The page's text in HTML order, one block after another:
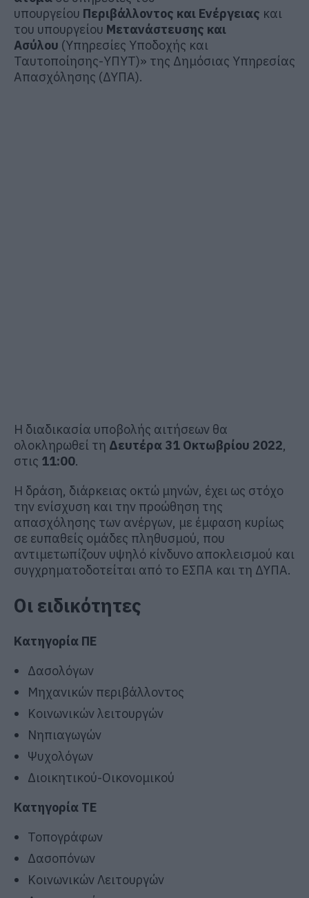
υπουργείου Περιβάλλοντος και Ενέργειας και
του υπουργείου Μετανάστευσης και
Ασύλου (Υπηρεσίες Υποδοχής και
Ταυτοποίησης-ΥΠΥΤ)» της Δημόσιας Υπηρεσίας
Απασχόλησης (ΔΥΠΑ).
Η διαδικασία υποβολής αιτήσεων θα
ολοκληρωθεί τη Δευτέρα 31 Οκτωβρίου 2022,
στις 11:00.
Η δράση, διάρκειας οκτώ μηνών, έχει ως στόχο
την ενίσχυση και την προώθηση της
απασχόλησης των ανέργων, με έμφαση κυρίως
σε ευπαθείς ομάδες πληθυσμού, που
αντιμετωπίζουν υψηλό κίνδυνο αποκλεισμού και
συγχρηματοδοτείται από το ΕΣΠΑ και τη ΔΥΠΑ.
Οι ειδικότητες
Κατηγορία ΠΕ
Δασολόγων
Μηχανικών περιβάλλοντος
Κοινωνικών λειτουργών
Νηπιαγωγών
Ψυχολόγων
Διοικητικού-Οικονομικού
Κατηγορία ΤΕ
Τοπογράφων
Δασοπόνων
Κοινωνικών Λειτουργών